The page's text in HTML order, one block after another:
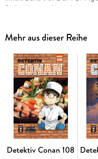
Sicherheitspolizist Amuro
auch noch, was es mit
Schwarzen Organisation
Doch nicht nur das, es
Liebesfront bei Heiji und
Mit über 250 Millionen
erfolgreichsten Manga-
Mehr aus dieser Reihe
Detektiv Conan 108